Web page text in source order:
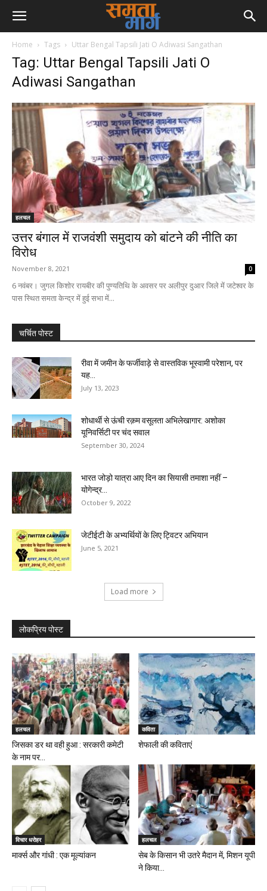
Home Tags Uttar Bengal Tapsili Jati O Adiwasi Sangathan
Tag: Uttar Bengal Tapsili Jati O
Adiwasi Sangathan
हलचल
उत्तर बंगाल में राजवंशी समुदाय को बांटने की नीति का
विरोध
November 8, 2021 0
6 नवंबर। जुगल किशोर रायबीर की पुण्यतिथि के अवसर पर अलीपुर दुआर जिले में जटेश्वर के
पास स्थित समता केन्द्र में हुई सभा में...
चर्चित पोस्ट
रीवा में जमीन के फर्जीवाड़े से वास्तविक भूस्वामी परेशान, पर
यह...
July 13, 2023
शोधार्थी से ऊंची रक़म वसूलता अभिलेखागार: अशोका
यूनिवर्सिटी पर चंद सवाल
September 30, 2024
भारत जोड़ो यात्रा आए दिन का सियासी तमाशा नहीं –
योगेन्द्र...
October 9, 2022
जेटीईटी के अभ्यर्थियों के लिए ट्विटर अभियान
June 5, 2021
Load more
लोकप्रिय पोस्ट
हलचल
जिसका डर था वही हुआ : सरकारी कमेटी
के नाम पर...
कविता
शेफाली की कविताएं
विचार धरोहर
मार्क्स और गांधी : एक मूल्यांकन
हलचल
सेब के किसान भी उतरे मैदान में, मिशन यूपी
ने किया...